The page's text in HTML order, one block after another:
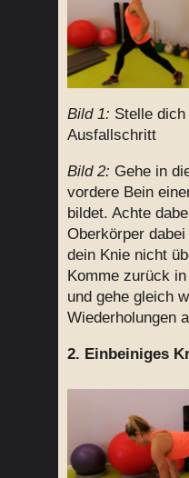
Bild 1: Stelle
Ausfallschritt
Bild 2: Gehe in
vordere Bein
bildet. Achte
Oberkörper
dein Knie nicht
Komme zurück
und gehe gleich
Wiederholungen
2. Einbeiniges